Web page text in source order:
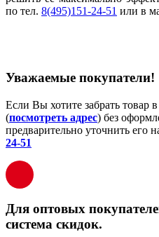
по тел. 8(495)151-24-51 или в
Уважаемые покупатели!
Если Вы хотите забрать товар
(посмотреть адрес) без
предварительно уточнить его
24-51
Для оптовых
система скидок.